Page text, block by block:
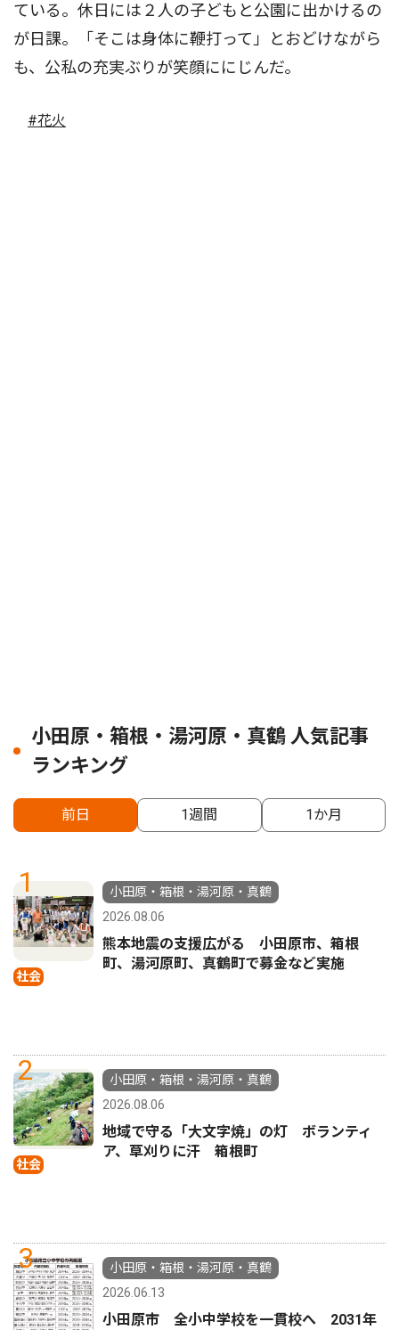
ている。休日には２人の子どもと公園に出かけるの
が日課。「そこは身体に鞭打って」とおどけながら
も、公私の充実ぶりが笑顔ににじんだ。
#花火
小田原・箱根・湯河原・真鶴 人気記事
ランキング
前日 1週間 1か月
1
社会
小田原・箱根・湯河原・真鶴
2026.08.06
熊本地震の支援広がる 小田原市、箱根
町、湯河原町、真鶴町で募金など実施
2
社会
小田原・箱根・湯河原・真鶴
2026.08.06
地域で守る「大文字焼」の灯 ボランティ
ア、草刈りに汗 箱根町
3
小田原・箱根・湯河原・真鶴
2026.06.13
小田原市 全小中学校を一貫校へ 2031年